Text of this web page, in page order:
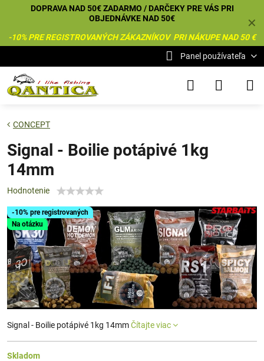
✕
DOPRAVA NAD 50€ ZADARMO / DARČEKY PRE VÁS PRI
OBJEDNÁVKE NAD 50€
-10% PRE REGISTROVANÝCH ZÁKAZNÍKOV PRI NÁKUPE NAD 50 €
Panel používateľa
-10% pre registrovaných
Na otázku
CONCEPT
Signal - Boilie potápivé 1kg
14mm
Hodnotenie
Signal - Boilie potápivé 1kg 14mmČítajte viac
Skladom